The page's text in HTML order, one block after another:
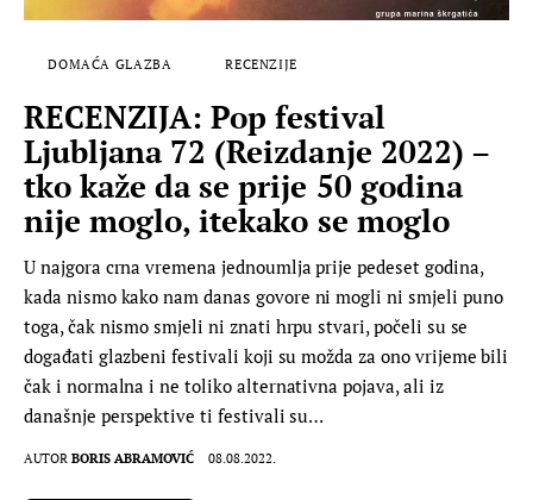
DOMAĆA GLAZBA RECENZIJE
RECENZIJA: Pop festival
Ljubljana 72 (Reizdanje 2022) –
tko kaže da se prije 50 godina
nije moglo, itekako se moglo
U najgora crna vremena jednoumlja prije pedeset godina,
kada nismo kako nam danas govore ni mogli ni smjeli puno
toga, čak nismo smjeli ni znati hrpu stvari, počeli su se
događati glazbeni festivali koji su možda za ono vrijeme bili
čak i normalna i ne toliko alternativna pojava, ali iz
današnje perspektive ti festivali su…
AUTOR BORIS ABRAMOVIĆ 08.08.2022.